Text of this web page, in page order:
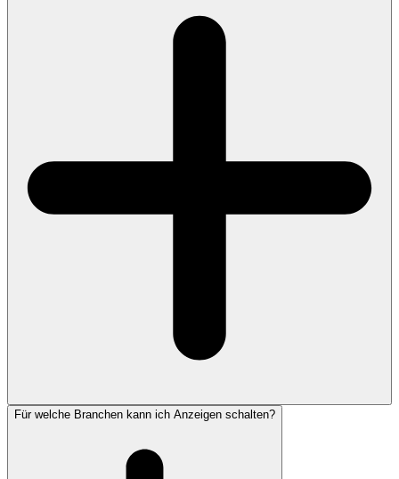
Für welche Branchen kann ich Anzeigen schalten?